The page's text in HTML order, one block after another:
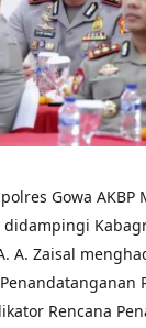
Gowa
didampingi
A. Zaisal
Rencana